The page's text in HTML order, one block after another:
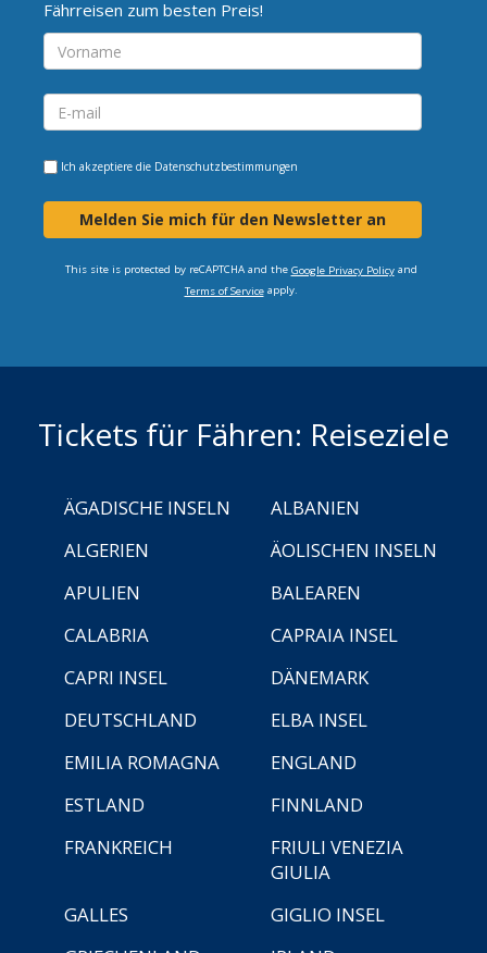
Fährreisen zum besten Preis!
Ich akzeptiere die Datenschutzbestimmungen
Melden Sie mich für den Newsletter an
This site is protected by reCAPTCHA and the Google Privacy Policyand
Terms of Serviceapply.
Tickets für Fähren: Reiseziele
ÄGADISCHE INSELN
ALBANIEN
ALGERIEN
ÄOLISCHEN INSELN
APULIEN
BALEAREN
CALABRIA
CAPRAIA INSEL
CAPRI INSEL
DÄNEMARK
DEUTSCHLAND
ELBA INSEL
EMILIA ROMAGNA
ENGLAND
ESTLAND
FINNLAND
FRANKREICH
FRIULI VENEZIA
GIULIA
GALLES
GIGLIO INSEL